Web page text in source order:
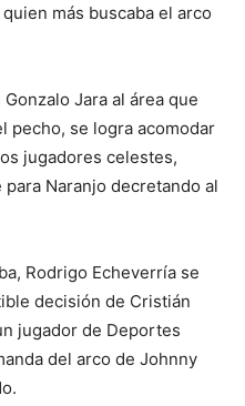
más buscaba el arco
Jara al área que
pecho, se logra acomodar
jugadores celestes,
Naranjo decretando al
Rodrigo Echeverría se
decisión de Cristián
jugador de Deportes
del arco de Johnny